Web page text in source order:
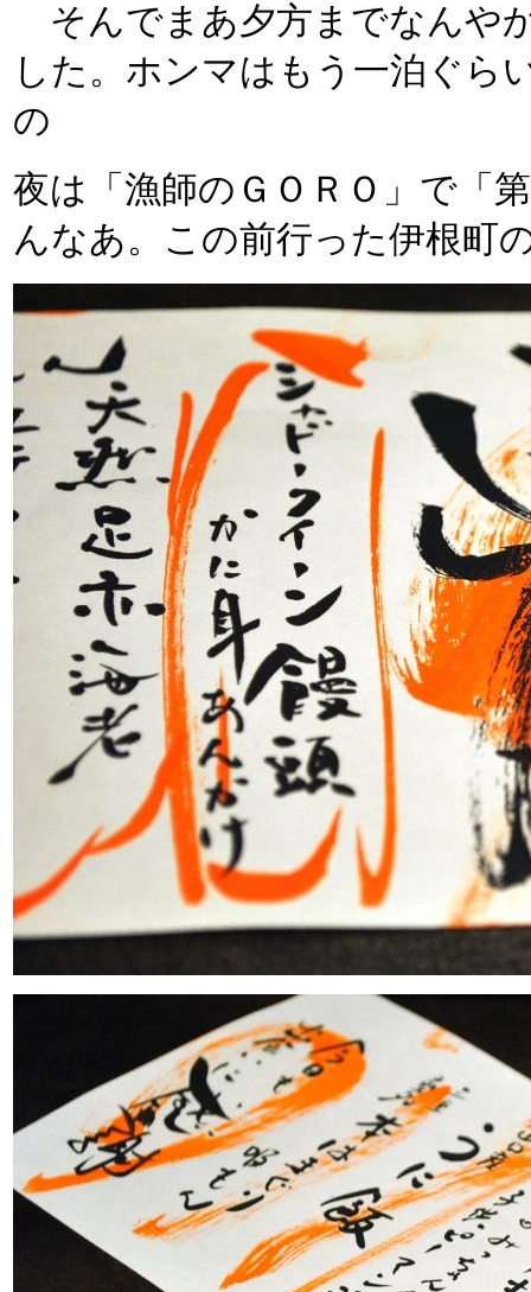
そんでまあ夕方までなんや
した。ホンマはもう一泊ぐら
の
夜は「漁師のＧＯＲＯ」で「
んなあ。この前行った伊根町